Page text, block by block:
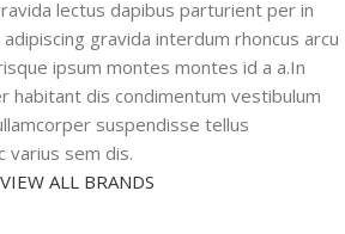
lectus dapibus parturient per in
gravida interdum rhoncus arcu
ipsum montes montes id a a.In
habitant dis condimentum vestibulum
suspendisse tellus
varius sem dis.
VIEW ALL BRANDS